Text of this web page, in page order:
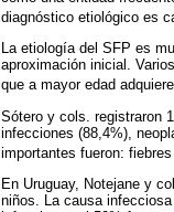
diagnóstico etiológico es
La etiología del SFP es
aproximación inicial.
que a mayor edad
Sótero y cols. registraron
infecciones (88,4%),
importantes fueron:
En Uruguay, Notejane y
niños. La causa